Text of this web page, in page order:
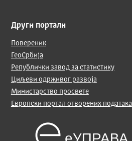
Други портали
Повереник
ГеоСрбија
Републички завод за статистику
Циљеви одрживог развоја
Министарство просвете
Европски портал отворених података